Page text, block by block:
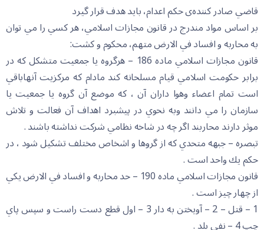
قاضي صادر کننده‌ی حکم اعدام، بايد هدف قرار گيرد
بر اساس مواد مندرج در قانون مجازات اسلامي، هر کسي را مي توان
به محاربه و افساد في الارض متهم، محکوم و کشت:
قانون مجازات اسلامي ماده 186 – هرگروه يا جمعيت متشكل كه در
برابر حكومت اسلامي قيام مسلحانه كند مادام كه مركزيت آنهاباقي
است تمام اعضاء وهوا داران آن ، كه موضع آن گروه يا جمعيت يا
سازمان را مي دانند وبه نحوي در پيشبرد اهداف آن فعالت و تلاش
موثر دارند محاربند اگر چه در شاخه نظامي شركت نداشته باشند .
تبصره – جبهه متحدي كه از گروها و اشخاص مختلف تشكيل شود ، در
حكم يك واحد است .
قانون مجازات اسلامي ماده 190 – حد محاربه و افساد في الارض يكي
از چهار چيز است .
1 – قتل – 2 – آويختن به دار 3 – اول قطع دست راست و سپس پاي
چپ 4 – نفي بلد .